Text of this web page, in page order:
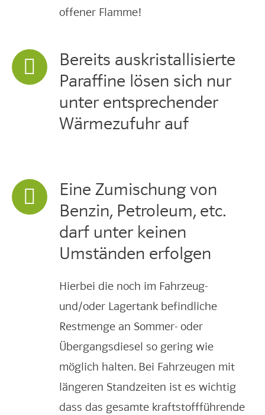
offener Flamme!
Bereits auskristallisierte
Paraffine lösen sich nur
unter entsprechender
Wärmezufuhr auf
Eine Zumischung von
Benzin, Petroleum, etc.
darf unter keinen
Umständen erfolgen
Hierbei die noch im Fahrzeug-
und/oder Lagertank befindliche
Restmenge an Sommer- oder
Übergangsdiesel so gering wie
möglich halten. Bei Fahrzeugen mit
längeren Standzeiten ist es wichtig
dass das gesamte kraftstoffführende